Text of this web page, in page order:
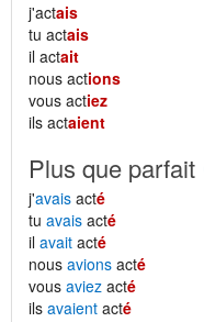
j'actais
tu actais
il actait
nous actions
vous actiez
ils actaient
Plus que parfait
j'avais acté
tu avais acté
il avait acté
nous avions acté
vous aviez acté
ils avaient acté